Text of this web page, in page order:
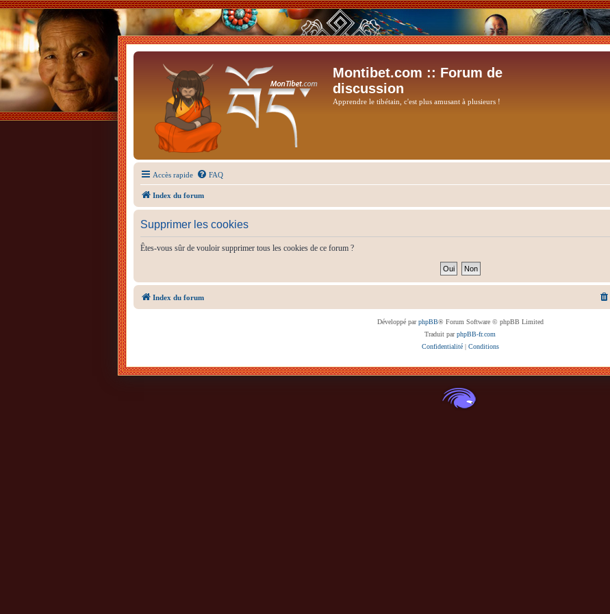
Montibet.com :: Forum de
discussion
Apprendre le tibétain, c'est plus amusant à plusieurs !
Accès rapide FAQ
Index du forum
Supprimer les cookies
Êtes-vous sûr de vouloir supprimer tous les cookies de ce forum ?
Index du forum
Développé parphpBB® Forum Software © phpBB Limited
Traduit parphpBB-fr.com
Confidentialité| Conditions